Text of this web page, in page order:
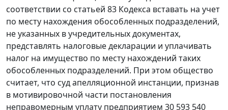
соответствии со статьей 83 Кодекса вставать на учет
по месту нахождения обособленных подразделений,
не указанных в учредительных документах,
представлять налоговые декларации и уплачивать
налог на имущество по месту нахождений таких
обособленных подразделений. При этом общество
считает, что суд апелляционной инстанции, признав
в мотивировочной части постановления
неправомерным уплату предприятием 30 593 540